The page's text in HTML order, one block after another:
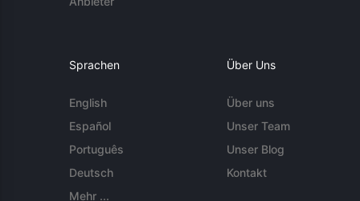
Sprachen
English
Español
Português
Deutsch
Mehr ...
Über Uns
Über uns
Unser Team
Unser Blog
Kontakt